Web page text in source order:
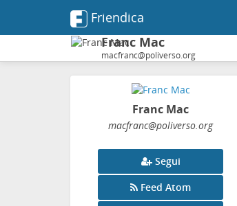
Friendica
Franc Mac
macfranc@poliverso.org
Franc Mac
macfranc@poliverso.org
Segui
Feed Atom